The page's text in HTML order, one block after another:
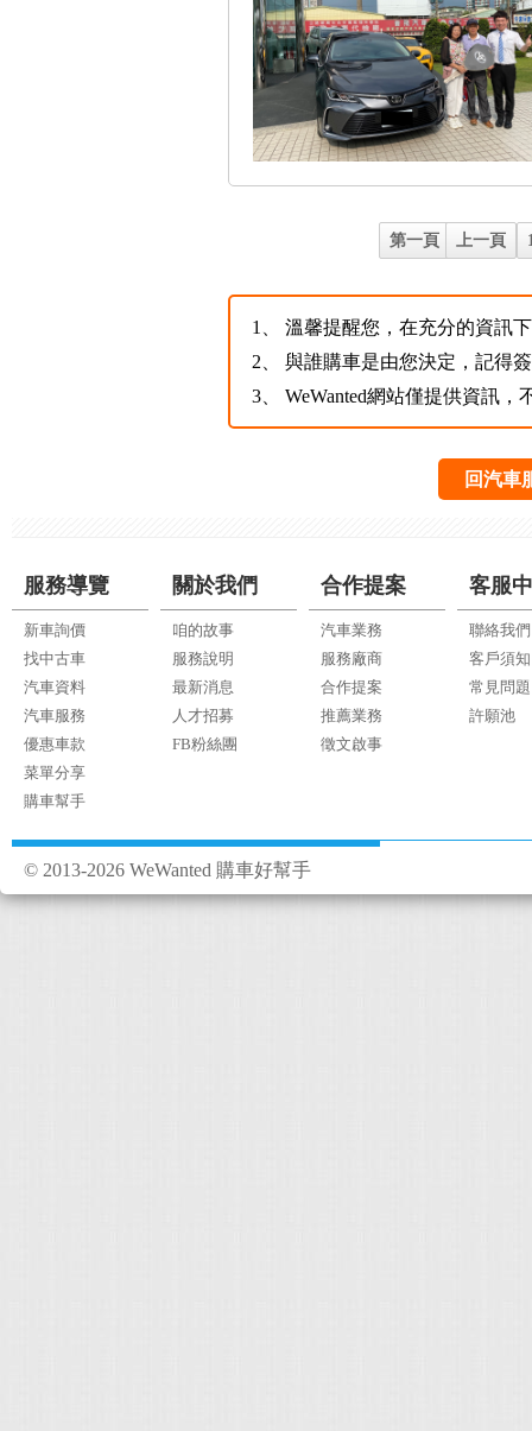
第一頁 上一頁
1、
溫馨提醒您，在充分的資訊
2、
與誰購車是由您決定，記得
3、
WeWanted網站僅提供資訊
回汽車
服務導覽
新車詢價
找中古車
汽車資料
汽車服務
優惠車款
菜單分享
購車幫手
關於我們
咱的故事
服務說明
最新消息
人才招募
FB粉絲團
合作提案
汽車業務
服務廠商
合作提案
推薦業務
徵文啟事
客服
聯絡我們
客戶須知
常見問題
許願池
© 2013-2026 WeWanted 購車好幫手